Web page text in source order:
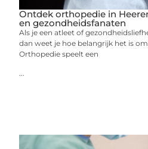
Ontdek orthopedie in
en gezondheidsfanaten
Als je een atleet of
dan weet je hoe belangrijk het is
Orthopedie speelt een
...